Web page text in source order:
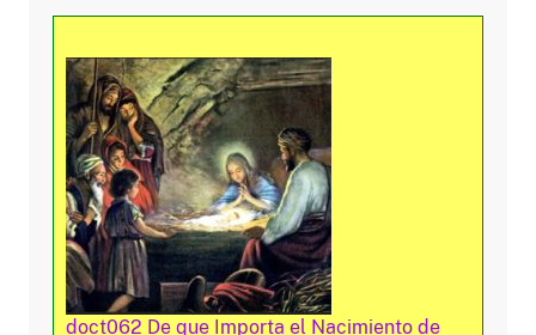
doct062 De que Importa el Nacimiento de